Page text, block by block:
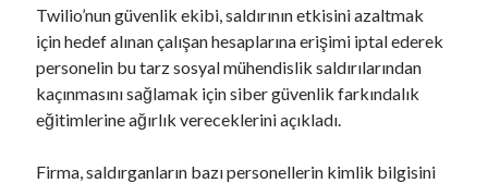
Twilio’nun güvenlik ekibi, saldırının etkisini azaltmak
için hedef alınan çalışan hesaplarına erişimi iptal ederek
personelin bu tarz sosyal mühendislik saldırılarından
kaçınmasını sağlamak için siber güvenlik farkındalık
eğitimlerine ağırlık vereceklerini açıkladı.
Firma, saldırganların bazı personellerin kimlik bilgisini